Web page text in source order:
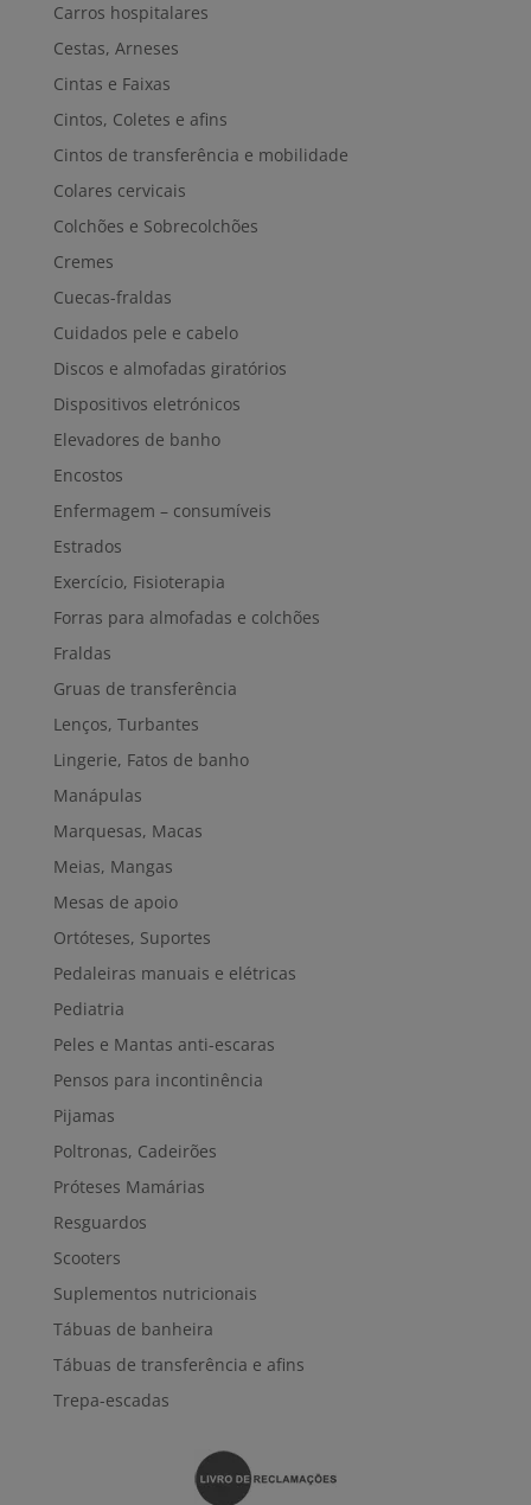
Carros hospitalares
Cestas, Arneses
Cintas e Faixas
Cintos, Coletes e afins
Cintos de transferência e mobilidade
Colares cervicais
Colchões e Sobrecolchões
Cremes
Cuecas-fraldas
Cuidados pele e cabelo
Discos e almofadas giratórios
Dispositivos eletrónicos
Elevadores de banho
Encostos
Enfermagem – consumíveis
Estrados
Exercício, Fisioterapia
Forras para almofadas e colchões
Fraldas
Gruas de transferência
Lenços, Turbantes
Lingerie, Fatos de banho
Manápulas
Marquesas, Macas
Meias, Mangas
Mesas de apoio
Ortóteses, Suportes
Pedaleiras manuais e elétricas
Pediatria
Peles e Mantas anti-escaras
Pensos para incontinência
Pijamas
Poltronas, Cadeirões
Próteses Mamárias
Resguardos
Scooters
Suplementos nutricionais
Tábuas de banheira
Tábuas de transferência e afins
Trepa-escadas